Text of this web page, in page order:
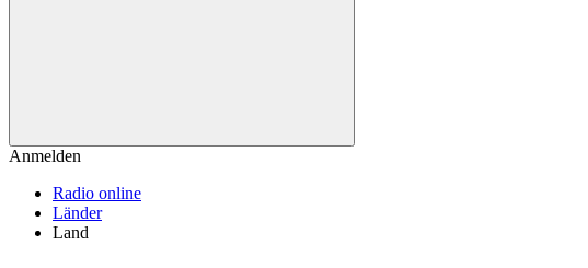
Anmelden
Radio online
Länder
Land